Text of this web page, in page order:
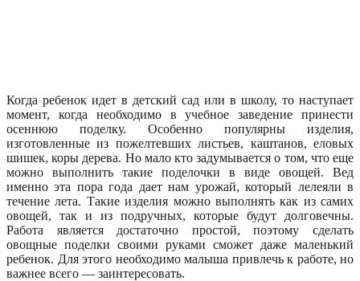
Когда ребенок идет в детский сад или в школу, то наступает
момент, когда необходимо в учебное заведение принести
осеннюю поделку. Особенно популярны изделия,
изготовленные из пожелтевших листьев, каштанов, еловых
шишек, коры дерева. Но мало кто задумывается о том, что еще
можно выполнить такие поделочки в виде овощей. Вед
именно эта пора года дает нам урожай, который лелеяли в
течение лета. Такие изделия можно выполнять как из самих
овощей, так и из подручных, которые будут долговечны.
Работа является достаточно простой, поэтому сделать
овощные поделки своими руками сможет даже маленький
ребенок. Для этого необходимо малыша привлечь к работе, но
важнее всего — заинтересовать.